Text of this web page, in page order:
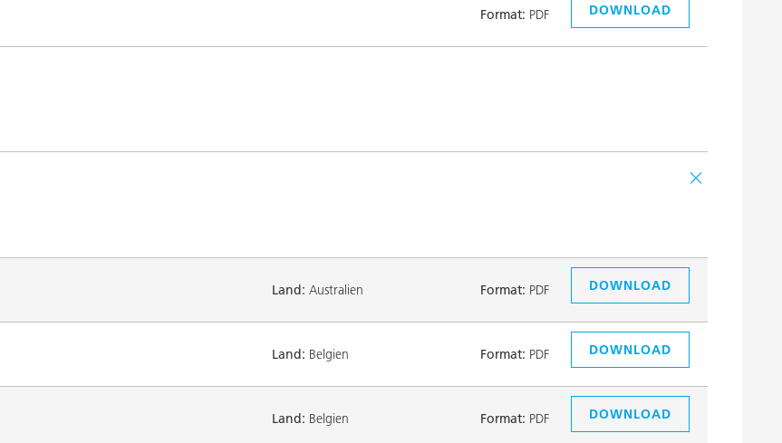
Format: PDF DOWNLOAD
Land: Australien Format: PDF DOWNLOAD
Land: Belgien Format: PDF DOWNLOAD
Land: Belgien Format: PDF DOWNLOAD